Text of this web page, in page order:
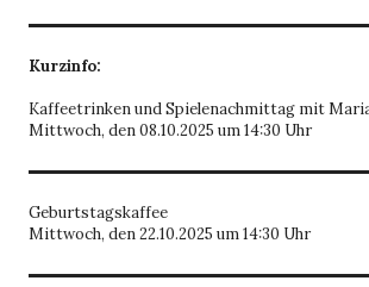
Kurzinfo:
Kaffeetrinken und Spielenachmittag mit
Mittwoch, den 08.10.2025 um 14:30 Uhr
Geburtstagskaffee
Mittwoch, den 22.10.2025 um 14:30 Uhr